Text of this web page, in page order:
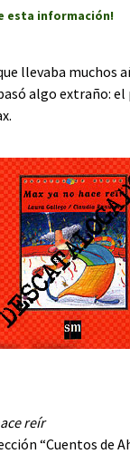
esta información!
llevaba muchos
algo extraño: el
reír
“Cuentos de